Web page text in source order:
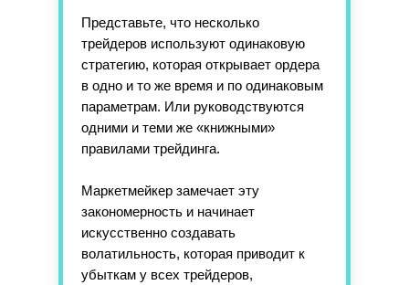
Представьте, что несколько
трейдеров используют одинаковую
стратегию, которая открывает ордера
в одно и то же время и по одинаковым
параметрам. Или руководствуются
одними и теми же «книжными»
правилами трейдинга.
Маркетмейкер замечает эту
закономерность и начинает
искусственно создавать
волатильность, которая приводит к
убыткам у всех трейдеров,